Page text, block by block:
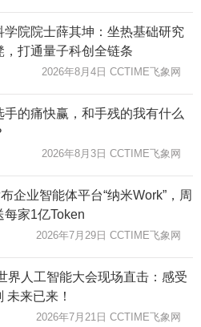
学院院士薛其坤：坐热基础研究
，打通量子科创全链条
2026年8月4日 CCTIME飞象网
手的痛快赢，和手残的我有什么
2026年8月3日 CCTIME飞象网
企业智能体平台“纳米Work”，周
每家1亿Token
2026年7月29日 CCTIME飞象网
界人工智能大会现场直击：感受
未来已来！
2026年7月21日 CCTIME飞象网